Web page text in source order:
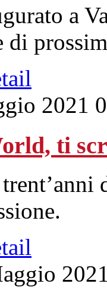
a
di
2021
ti